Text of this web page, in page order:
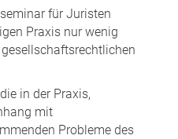
für Juristen
Praxis nur wenig
in der Praxis,
mit
Probleme des